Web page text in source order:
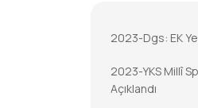
2023-Dgs: EK
2023-YKS Millî
Açıklandı